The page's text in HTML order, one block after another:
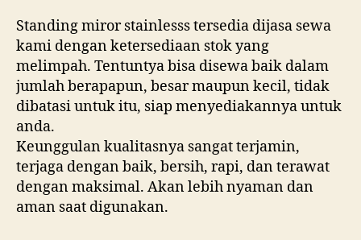
Standing miror stainlesss tersedia dijasa sewa
kami dengan ketersediaan stok yang
melimpah. Tentuntya bisa disewa baik dalam
jumlah berapapun, besar maupun kecil, tidak
dibatasi untuk itu, siap menyediakannya untuk
anda.
Keunggulan kualitasnya sangat terjamin,
terjaga dengan baik, bersih, rapi, dan terawat
dengan maksimal. Akan lebih nyaman dan
aman saat digunakan.